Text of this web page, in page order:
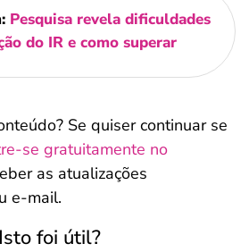
Pesquisa revela dificuldades
do IR e como superar
Se quiser continuar se
se gratuitamente no
as atualizações
e-mail.
Isto foi útil?